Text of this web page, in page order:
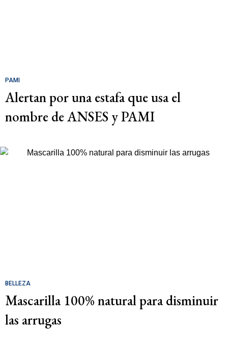
PAMI
Alertan por una estafa que usa el
nombre de ANSES y PAMI
BELLEZA
Mascarilla 100% natural para disminuir
las arrugas